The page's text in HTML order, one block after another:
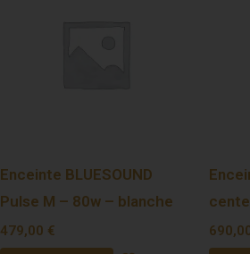
Enceinte BLUESOUND
Pulse M – 80w – blanche
479,00 €